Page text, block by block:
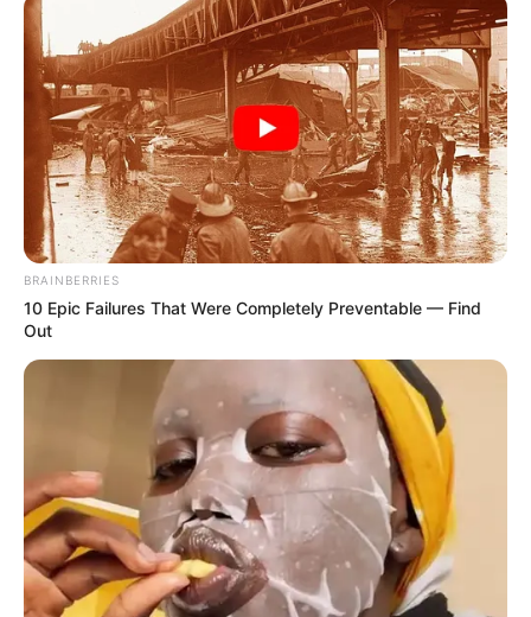
La impactante e histórica postal de este
nacimiento comenzó a correr como auténtica
pólvora en internet, saturando de inmediato las
BRAINBERRIES
10 Epic Failures That Were Completely Preventable — Find
Out